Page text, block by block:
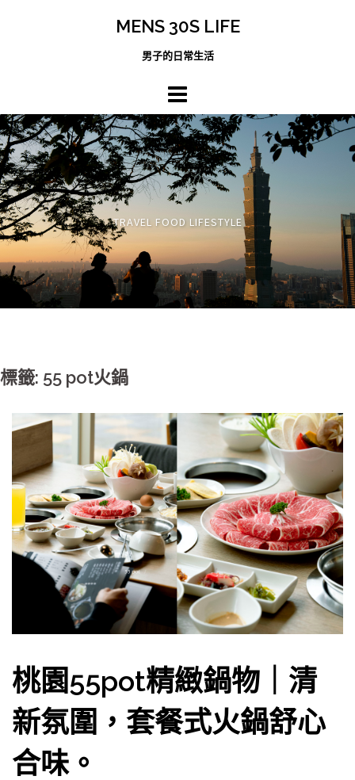
MENS 30S LIFE
男子的日常生活
TRAVEL FOOD LIFESTYLE
標籤: 55 pot火鍋
桃園55pot精緻鍋物｜清
新氛圍，套餐式火鍋舒心
合味。